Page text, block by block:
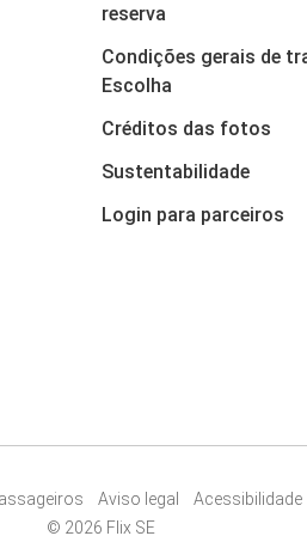
reserva
Condições gerais de
Escolha
Créditos das fotos
Sustentabilidade
Login para parceiros
Aviso legal Acessibilidade
© 2026 Flix SE